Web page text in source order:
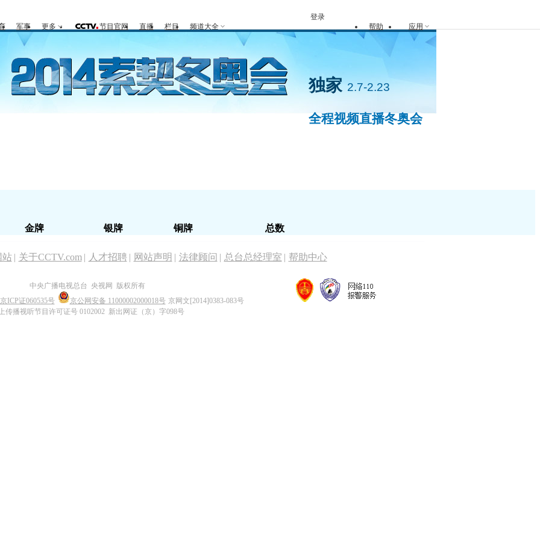
军事 更多 节目官网 直播 栏目 频道大全 帮助 应用
登录
独家 2.7-2.23
全程视频直播冬奥会
金牌 银牌 铜牌 总数
站 | 关于CCTV.com | 人才招聘 | 网站声明 | 法律顾问 | 总台总经理室 | 帮助中心
中央广播电视总台 央视网 版权所有
京ICP证060535号 京公网安备 11000002000018号 京网文[2014]0383-083号
传播视听节目许可证号 0102002 新出网证（京）字098号